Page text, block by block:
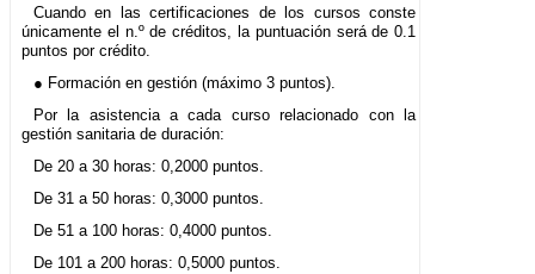
Cuando en las certificaciones de los cursos conste
únicamente el n.º de créditos, la puntuación será de 0.1
puntos por crédito.
● Formación en gestión (máximo 3 puntos).
Por la asistencia a cada curso relacionado con la
gestión sanitaria de duración:
De 20 a 30 horas: 0,2000 puntos.
De 31 a 50 horas: 0,3000 puntos.
De 51 a 100 horas: 0,4000 puntos.
De 101 a 200 horas: 0,5000 puntos.